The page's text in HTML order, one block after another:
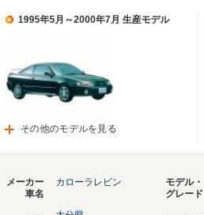
1995年5月～2000年7月 生産モデル
その他のモデルを見る
メーカー
車名
カローラレビン
モデル・
グレード